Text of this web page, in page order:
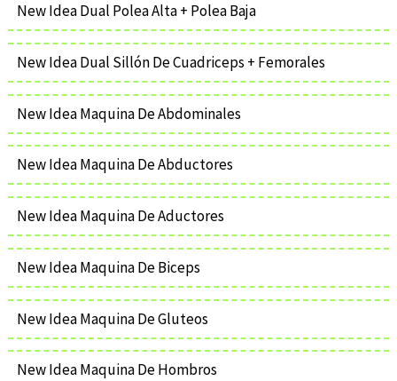
New Idea Dual Polea Alta + Polea Baja
New Idea Dual Sillón De Cuadriceps + Femorales
New Idea Maquina De Abdominales
New Idea Maquina De Abductores
New Idea Maquina De Aductores
New Idea Maquina De Biceps
New Idea Maquina De Gluteos
New Idea Maquina De Hombros